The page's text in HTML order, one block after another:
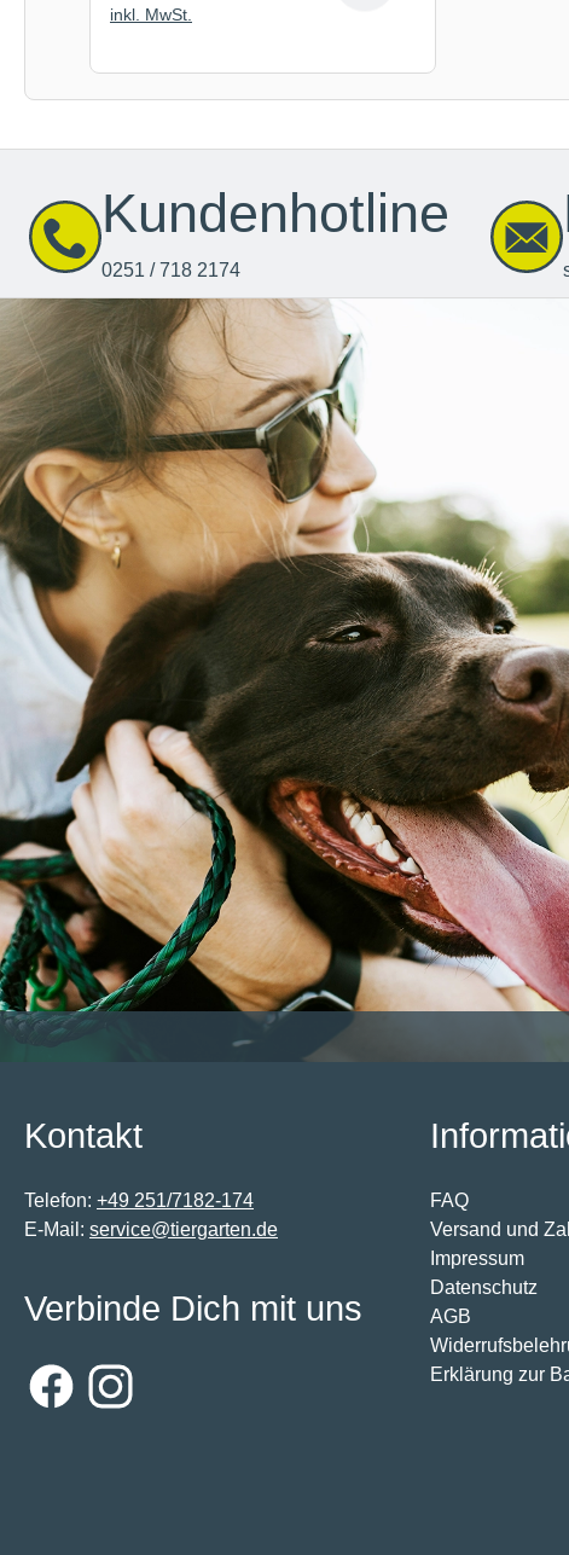
inkl. MwSt.
Kundenhotline
0251 / 718 2174
Kontakt
Telefon: +49 251/7182-174
E-Mail: service@tiergarten.de
FAQ
Versand und
Impressum
Datenschutz
AGB
Erklärung zur
Verbinde Dich mit uns
FacebookInstagram